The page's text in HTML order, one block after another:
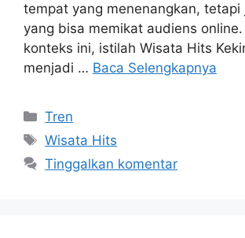
tempat yang menenangkan, tetapi
yang bisa memikat audiens online.
konteks ini, istilah Wisata Hits
menjadi … Baca Selengkapnya
Kategori
Tren
Tag
Wisata Hits
Tinggalkan komentar